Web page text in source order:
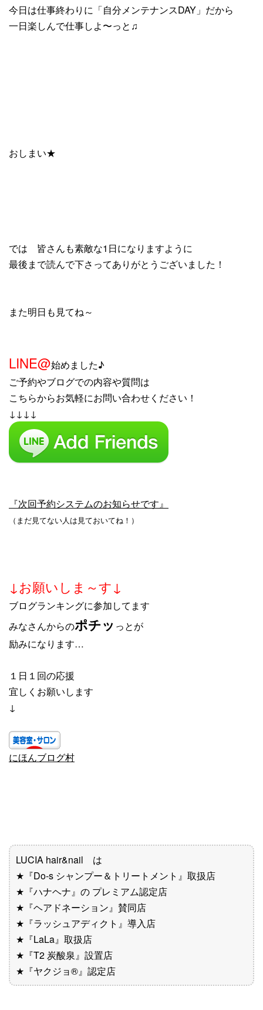
今日は仕事終わりに「自分メンテナンスDAY」だから
一日楽しんで仕事しよ〜っと♫
おしまい★
では 皆さんも素敵な1日になりますように
最後まで読んで下さってありがとうございました！
また明日も見てね～
LINE@始めました♪
ご予約やブログでの内容や質問は
こちらからお気軽にお問い合わせください！
↓↓↓↓
『次回予約システムのお知らせです』
（まだ見てない人は見ておいてね！）
↓お願いしま～す↓
ブログランキングに参加してます
みなさんからのポチッ っとが
励みになります…
１日１回の応援
宜しくお願いします
↓
にほんブログ村
LUCIA hair&nail は
★『Do-s シャンプー＆トリートメント』取扱店
★『ハナヘナ』の プレミアム認定店
★『ヘアドネーション』賛同店
★『ラッシュアディクト』導入店
★『LaLa』取扱店
★『T2 炭酸泉』設置店
★『ヤクジョ®︎』認定店